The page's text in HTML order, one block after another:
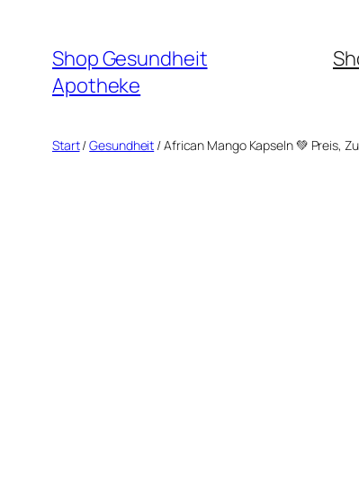
Inhalt
springen
Shop Gesundheit
Apotheke
Start/Gesundheit / African Mango Kapseln 💚 Preis,